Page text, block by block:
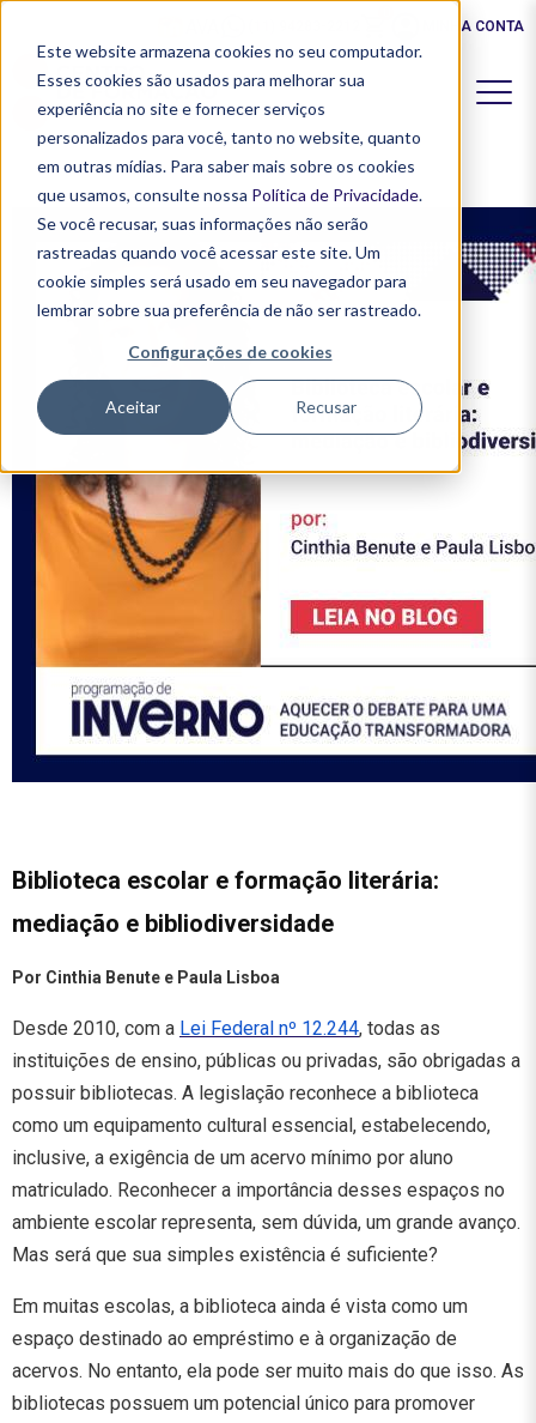
Este website armazena cookies no seu computador.
Esses cookies são usados ​​para melhorar sua
experiência no site e fornecer serviços
personalizados para você, tanto no website, quanto
em outras mídias. Para saber mais sobre os cookies
que usamos, consulte nossa Política de Privacidade.
Se você recusar, suas informações não serão
rastreadas quando você acessar este site. Um
cookie simples será usado em seu navegador para
lembrar sobre sua preferência de não ser rastreado.
Configurações de cookies
Aceitar Recusar
MINHA CONTA
Biblioteca escolar e formação literária:
mediação e bibliodiversidade
Por Cinthia Benute e Paula Lisboa
Desde 2010, com a Lei Federal nº 12.244, todas as
instituições de ensino, públicas ou privadas, são obrigadas a
possuir bibliotecas. A legislação reconhece a biblioteca
como um equipamento cultural essencial, estabelecendo,
inclusive, a exigência de um acervo mínimo por aluno
matriculado. Reconhecer a importância desses espaços no
ambiente escolar representa, sem dúvida, um grande avanço.
Mas será que sua simples existência é suficiente?
Em muitas escolas, a biblioteca ainda é vista como um
espaço destinado ao empréstimo e à organização de
acervos. No entanto, ela pode ser muito mais do que isso. As
bibliotecas possuem um potencial único para promover